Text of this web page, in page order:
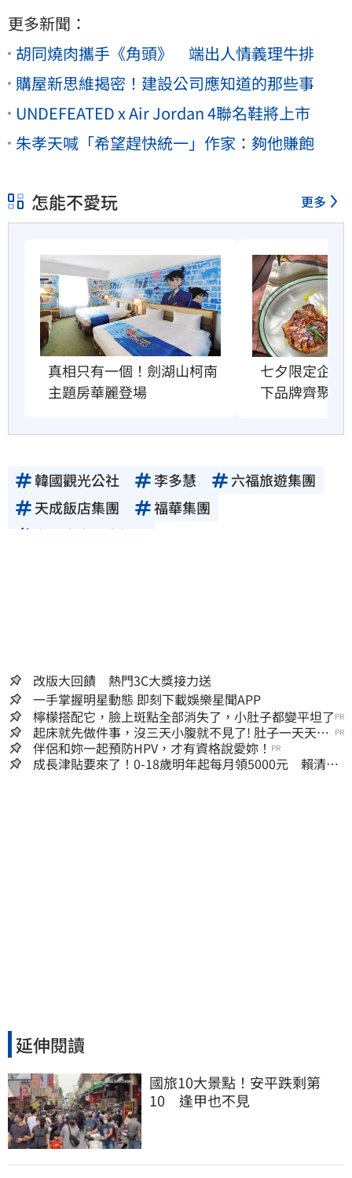
更多新聞：
胡同燒肉攜手《角頭》 端出人情義理牛排
購屋新思維揭密！建設公司應知道的那些事
UNDEFEATED x Air Jordan 4聯名鞋將上市
朱孝天喊「希望趕快統一」作家：夠他賺飽
怎能不愛玩 更多
真相只有一個！劍湖山柯南
主題房華麗登場
七夕限定企劃
下品牌齊聚放
韓國觀光公社 李多慧
六福旅遊集團
天成飯店集團
福華集團
台北喜來登大飯店
改版大回饋 熱門3C大獎接力送
一手掌握明星動態 即刻下載娛樂星聞APP
檸檬搭配它，臉上斑點全部消失了，小肚子都變平坦了 PR
起床就先做件事，沒三天小腹就不見了! 肚子一天天變
小！
PR
伴侶和妳一起預防HPV，才有資格說愛妳！ PR
成長津貼要來了！0-18歲明年起每月領5000元 賴清
延伸閱讀
國旅10大景點！安平跌剩第
10　逢甲也不見